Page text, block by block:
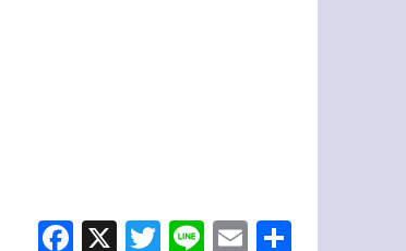
Facebook
X TwitterLineEmail